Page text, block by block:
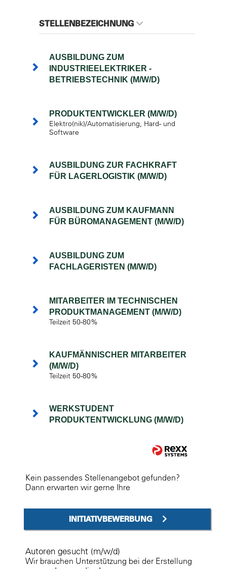
STELLENBEZEICHNUNG
AUSBILDUNG ZUM
INDUSTRIEELEKTRIKER -
BETRIEBSTECHNIK (M/W/D)
PRODUKTENTWICKLER (M/W/D)
Elektro(nik)/Automatisierung, Hard- und
Software
AUSBILDUNG ZUR FACHKRAFT
FÜR LAGERLOGISTIK (M/W/D)
AUSBILDUNG ZUM KAUFMANN
FÜR BÜROMANAGEMENT (M/W/D)
AUSBILDUNG ZUM
FACHLAGERISTEN (M/W/D)
MITARBEITER IM TECHNISCHEN
PRODUKTMANAGEMENT (M/W/D)
Teilzeit 50-80%
KAUFMÄNNISCHER MITARBEITER
(M/W/D)
Teilzeit 50-80%
WERKSTUDENT
PRODUKTENTWICKLUNG (M/W/D)
Kein passendes Stellenangebot gefunden?
Dann erwarten wir gerne Ihre
INITIATIVBEWERBUNG
Autoren gesucht (m/w/d)
Wir brauchen Unterstützung bei der Erstellung